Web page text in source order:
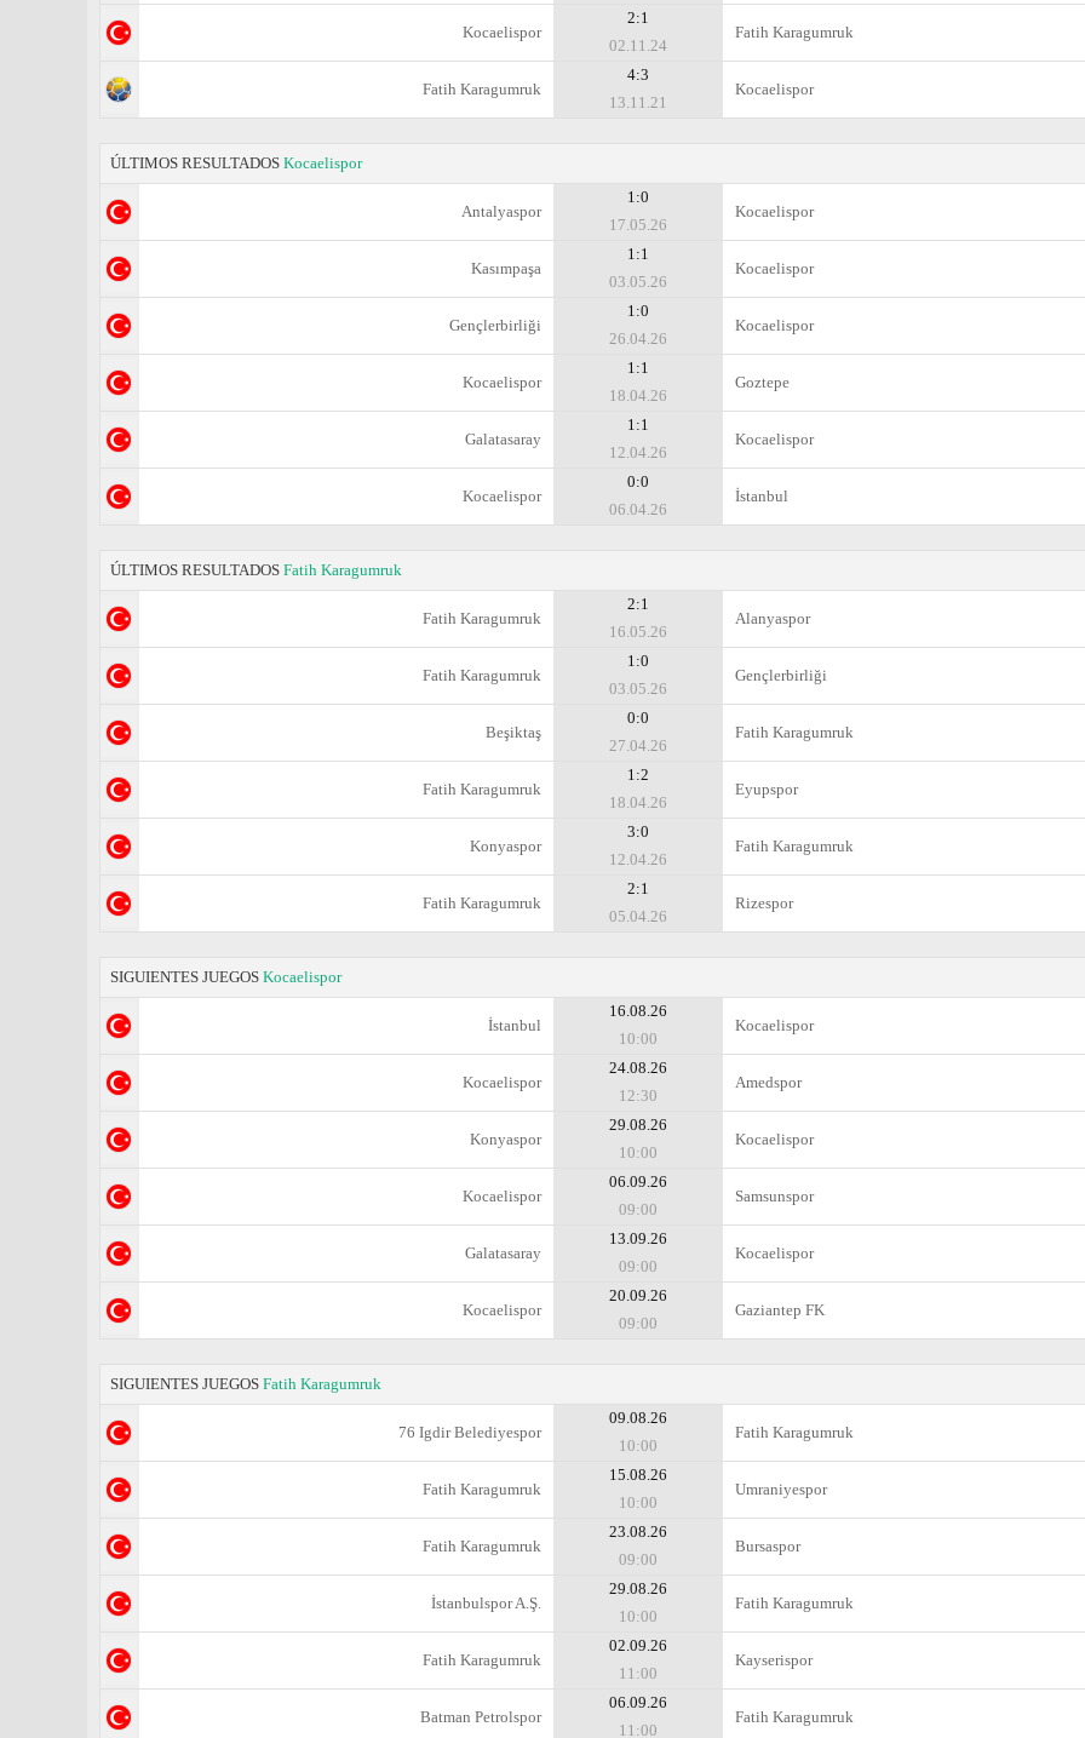
Kocaelispor
2:1
02.11.24
Fatih Karagumruk
Fatih Karagumruk
4:3
13.11.21
Kocaelispor
ÚLTIMOS RESULTADOS Kocaelispor
Antalyaspor
1:0
17.05.26
Kocaelispor
Kasımpaşa
1:1
03.05.26
Kocaelispor
Gençlerbirliği
1:0
26.04.26
Kocaelispor
Kocaelispor
1:1
18.04.26
Goztepe
Galatasaray
1:1
12.04.26
Kocaelispor
Kocaelispor
0:0
06.04.26
İstanbul
ÚLTIMOS RESULTADOS Fatih Karagumruk
Fatih Karagumruk
2:1
16.05.26
Alanyaspor
Fatih Karagumruk
1:0
03.05.26
Gençlerbirliği
Beşiktaş
0:0
27.04.26
Fatih Karagumruk
Fatih Karagumruk
1:2
18.04.26
Eyupspor
Konyaspor
3:0
12.04.26
Fatih Karagumruk
Fatih Karagumruk
2:1
05.04.26
Rizespor
SIGUIENTES JUEGOS Kocaelispor
İstanbul
16.08.26
10:00
Kocaelispor
Kocaelispor
24.08.26
12:30
Amedspor
Konyaspor
29.08.26
10:00
Kocaelispor
Kocaelispor
06.09.26
09:00
Samsunspor
Galatasaray
13.09.26
09:00
Kocaelispor
Kocaelispor
20.09.26
09:00
Gaziantep FK
SIGUIENTES JUEGOS Fatih Karagumruk
76 Igdir Belediyespor
09.08.26
10:00
Fatih Karagumruk
Fatih Karagumruk
15.08.26
10:00
Umraniyespor
Fatih Karagumruk
23.08.26
09:00
Bursaspor
İstanbulspor A.Ş.
29.08.26
10:00
Fatih Karagumruk
Fatih Karagumruk
02.09.26
11:00
Kayserispor
Batman Petrolspor
06.09.26
11:00
Fatih Karagumruk